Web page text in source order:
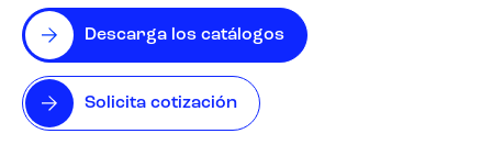
Descarga los catálogos
Solicita cotización